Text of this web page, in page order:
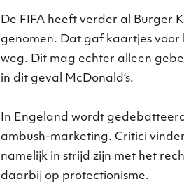
De FIFA heeft verder al Burger
genomen. Dat gaf kaartjes
weg. Dit mag echter alleen
in dit geval McDonald’s.
In Engeland wordt
ambush-marketing. Critici
namelijk in strijd zijn met het
daarbij op protectionisme.